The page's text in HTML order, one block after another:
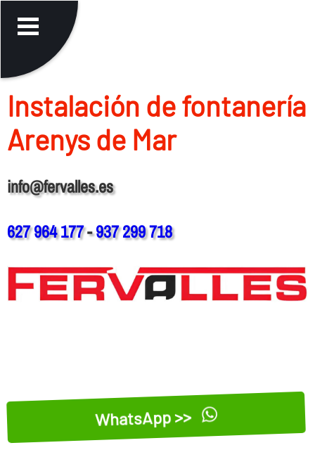
Instalación de fontanerí­a
Arenys de Mar
info@fervalles.es
627 964 177-937 299 718
WhatsApp >>